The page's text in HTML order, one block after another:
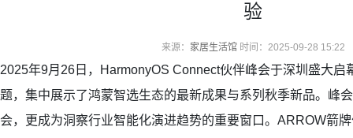
验
来源： 家居生活馆时间：2025-09-28 15:22
2025年9月26日，HarmonyOS Connect伙伴峰会于深圳盛大启
题，集中展示了鸿蒙智选生态的最新成果与系列秋季新品。峰
会，更成为洞察行业智能化演进趋势的重要窗口。ARROW箭